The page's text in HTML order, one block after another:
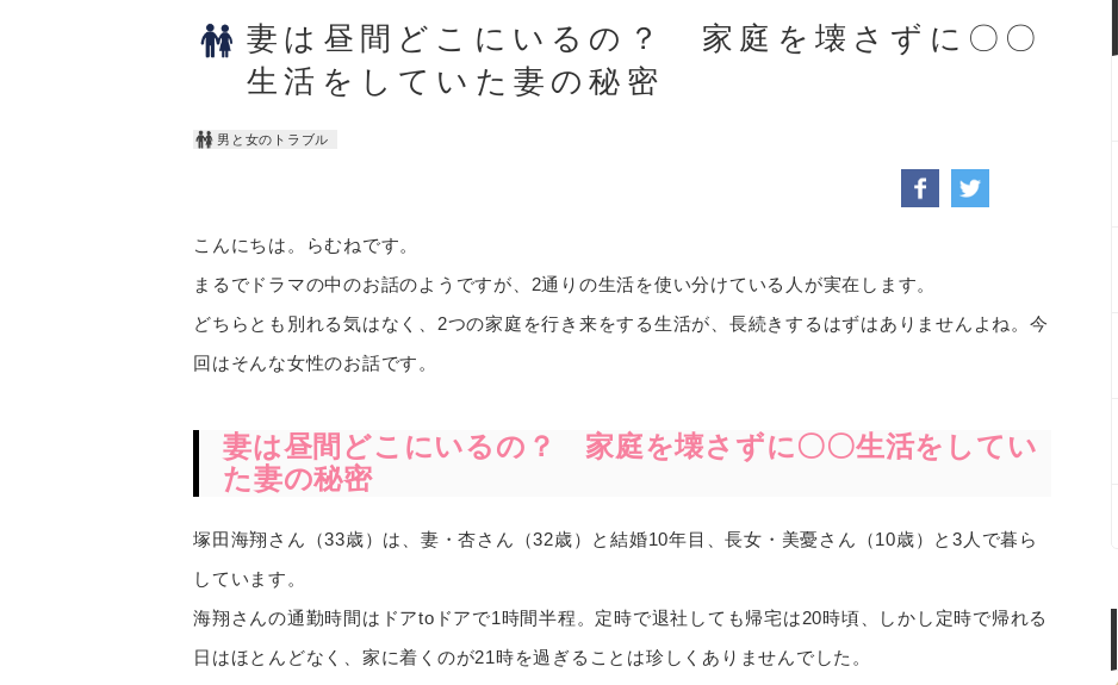
妻は昼間どこにいるの？ 家庭を壊さずに〇〇
生活をしていた妻の秘密
男と女のトラブル
こんにちは。らむねです。
まるでドラマの中のお話のようですが、2通りの生活を使い分けている人が実在します。
どちらとも別れる気はなく、2つの家庭を行き来をする生活が、長続きするはずはありませんよね。今
回はそんな女性のお話です。
妻は昼間どこにいるの？ 家庭を壊さずに〇〇生活をしてい
た妻の秘密
塚田海翔さん（33歳）は、妻・杏さん（32歳）と結婚10年目、長女・美憂さん（10歳）と3人で暮ら
しています。
海翔さんの通勤時間はドアtoドアで1時間半程。定時で退社しても帰宅は20時頃、しかし定時で帰れる
日はほとんどなく、家に着くのが21時を過ぎることは珍しくありませんでした。